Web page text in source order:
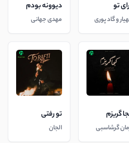
تو
و گاد پوری
دیوونه بودم
مهدی جهانی
گریزم
گرشاسبی
تو رفتی
الجان